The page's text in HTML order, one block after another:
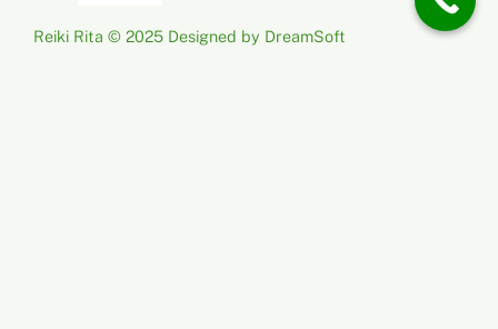
Reiki Rita © 2025 Designed by DreamSoft